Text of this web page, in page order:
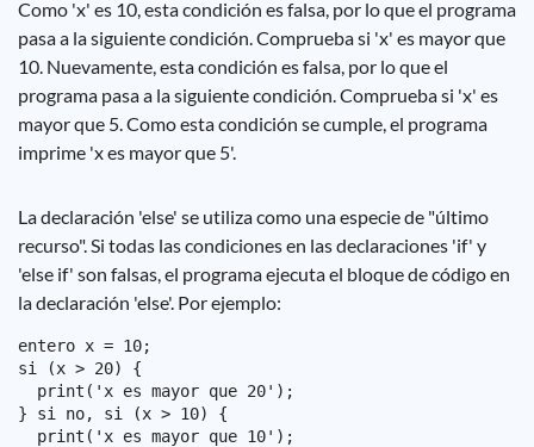
Como 'x' es 10, esta condición es falsa, por lo que el programa
pasa a la siguiente condición. Comprueba si 'x' es mayor que
10. Nuevamente, esta condición es falsa, por lo que el
programa pasa a la siguiente condición. Comprueba si 'x' es
mayor que 5. Como esta condición se cumple, el programa
imprime 'x es mayor que 5'.
La declaración 'else' se utiliza como una especie de "último
recurso". Si todas las condiciones en las declaraciones 'if' y
'else if' son falsas, el programa ejecuta el bloque de código en
la declaración 'else'. Por ejemplo:
entero x = 10;
si (x > 20) {
  print('x es mayor que 20');
} si no, si (x > 10) {
  print('x es mayor que 10');